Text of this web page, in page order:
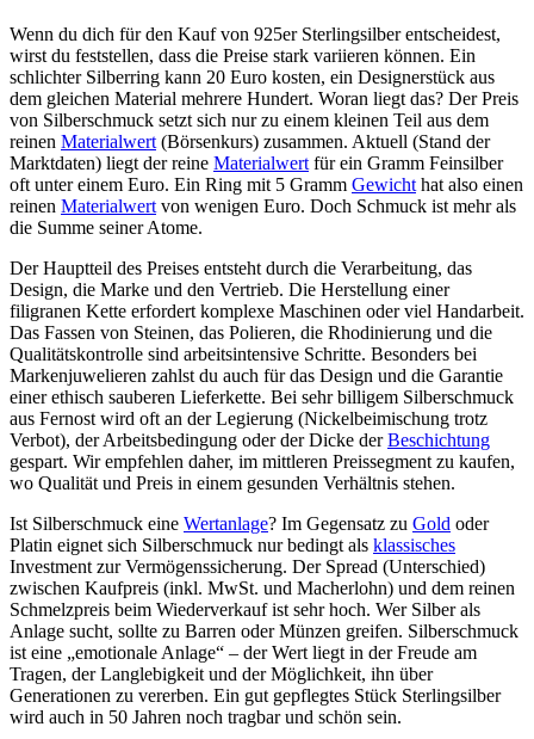
Wenn du dich für den Kauf von 925er Sterlingsilber entscheidest,
wirst du feststellen, dass die Preise stark variieren können. Ein
schlichter Silberring kann 20 Euro kosten, ein Designerstück aus
dem gleichen Material mehrere Hundert. Woran liegt das? Der Preis
von Silberschmuck setzt sich nur zu einem kleinen Teil aus dem
reinen Materialwert (Börsenkurs) zusammen. Aktuell (Stand der
Marktdaten) liegt der reine Materialwert für ein Gramm Feinsilber
oft unter einem Euro. Ein Ring mit 5 Gramm Gewicht hat also einen
reinen Materialwert von wenigen Euro. Doch Schmuck ist mehr als
die Summe seiner Atome.
Der Hauptteil des Preises entsteht durch die Verarbeitung, das
Design, die Marke und den Vertrieb. Die Herstellung einer
filigranen Kette erfordert komplexe Maschinen oder viel Handarbeit.
Das Fassen von Steinen, das Polieren, die Rhodinierung und die
Qualitätskontrolle sind arbeitsintensive Schritte. Besonders bei
Markenjuwelieren zahlst du auch für das Design und die Garantie
einer ethisch sauberen Lieferkette. Bei sehr billigem Silberschmuck
aus Fernost wird oft an der Legierung (Nickelbeimischung trotz
Verbot), der Arbeitsbedingung oder der Dicke derBeschichtung
gespart. Wir empfehlen daher, im mittleren Preissegment zu kaufen,
wo Qualität und Preis in einem gesunden Verhältnis stehen.
Ist Silberschmuck eine Wertanlage? Im Gegensatz zu Gold oder
Platin eignet sich Silberschmuck nur bedingt als klassisches
Investment zur Vermögenssicherung. Der Spread (Unterschied)
zwischen Kaufpreis (inkl. MwSt. und Macherlohn) und dem reinen
Schmelzpreis beim Wiederverkauf ist sehr hoch. Wer Silber als
Anlage sucht, sollte zu Barren oder Münzen greifen. Silberschmuck
ist eine „emotionale Anlage“ – der Wert liegt in der Freude am
Tragen, der Langlebigkeit und der Möglichkeit, ihn über
Generationen zu vererben. Ein gut gepflegtes Stück Sterlingsilber
wird auch in 50 Jahren noch tragbar und schön sein.